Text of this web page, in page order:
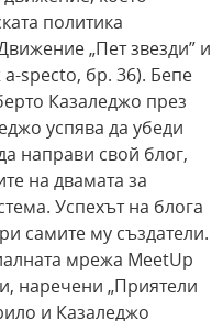
политика
„Пет звезди” и
specto, бр. 36). Бепе
Казаледжо през
успява да убеди
направи свой блог,
на двамата за
Успехът на блога
самите му създатели.
мрежа MeetUp
наречени „Приятели
и Казаледжо